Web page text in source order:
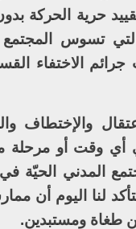
حرية الحركة
التي تسوس
جرائم الاختفاء
والإختطاف
أي وقت أو
المدني الحيّة
لنا اليوم أن
طغاة ومستبدين.